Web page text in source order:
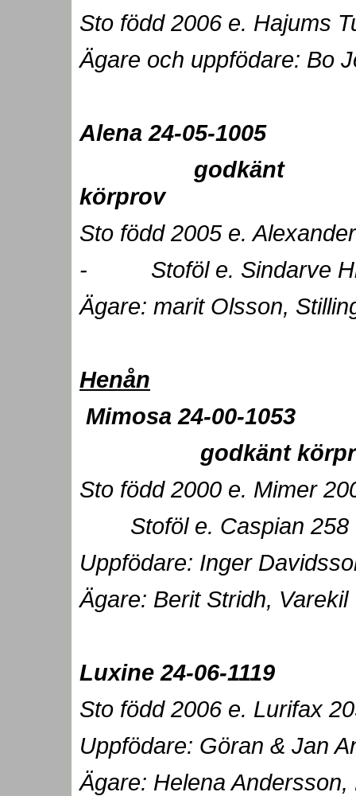
Sto född 2006 e. Hajums
Ägare och uppfödare: Bo
Alena24-05-
godkänt
Sto född 2005 e.
- Stoföl e. Sindarve
Ägare: marit Olsson,
Henån
Mimosa 24-
godkänt
Sto född 2000 e. Mimer
Stoföl e. Caspian 258
Uppfödare: Inger
Ägare: Berit Stridh, Varekil
Luxine 24-
Sto född 2006 e. Lurifax
Uppfödare: Göran & Jan
Ägare: Helena